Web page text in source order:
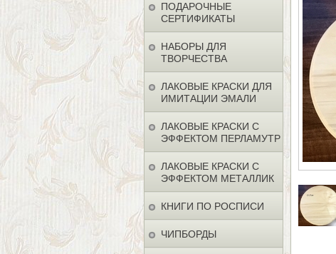
ПОДАРОЧНЫЕ
СЕРТИФИКАТЫ
НАБОРЫ ДЛЯ
ТВОРЧЕСТВА
ЛАКОВЫЕ КРАСКИ ДЛЯ
ИМИТАЦИИ ЭМАЛИ
ЛАКОВЫЕ КРАСКИ С
ЭФФЕКТОМ ПЕРЛАМУТР
ЛАКОВЫЕ КРАСКИ С
ЭФФЕКТОМ МЕТАЛЛИК
КНИГИ ПО РОСПИСИ
ЧИПБОРДЫ